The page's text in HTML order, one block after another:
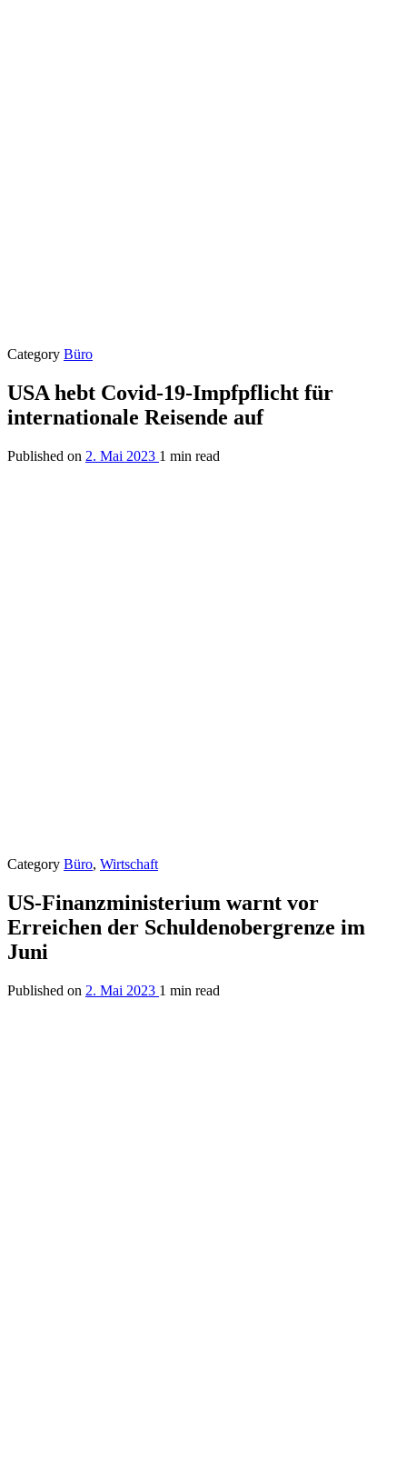
Category Büro
USA hebt Covid-19-Impfpflicht für
internationale Reisende auf
Published on 2. Mai 2023 1 min read
Category Büro, Wirtschaft
US-Finanzministerium warnt vor
Erreichen der Schuldenobergrenze im
Juni
Published on 2. Mai 2023 1 min read